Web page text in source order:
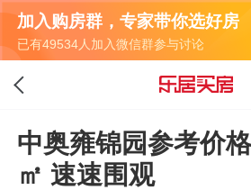
加入购房群，专家带你选好房
已有49534人加入微信群参与讨论
中奥雍锦园参考价
㎡ 速速围观